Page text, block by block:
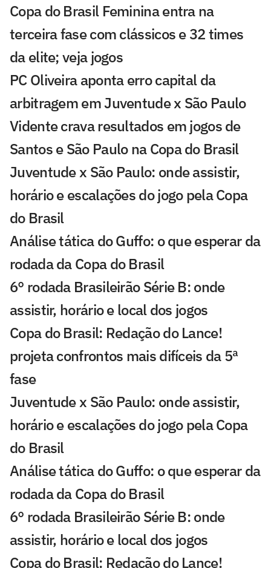
Copa do Brasil Feminina entra na
terceira fase com clássicos e 32 times
da elite; veja jogos
PC Oliveira aponta erro capital da
arbitragem em Juventude x São Paulo
Vidente crava resultados em jogos de
Santos e São Paulo na Copa do Brasil
Juventude x São Paulo: onde assistir,
horário e escalações do jogo pela Copa
do Brasil
Análise tática do Guffo: o que esperar da
rodada da Copa do Brasil
6° rodada Brasileirão Série B: onde
assistir, horário e local dos jogos
Copa do Brasil: Redação do Lance!
projeta confrontos mais difíceis da 5ª
fase
Juventude x São Paulo: onde assistir,
horário e escalações do jogo pela Copa
do Brasil
Análise tática do Guffo: o que esperar da
rodada da Copa do Brasil
6° rodada Brasileirão Série B: onde
assistir, horário e local dos jogos
Copa do Brasil: Redação do Lance!